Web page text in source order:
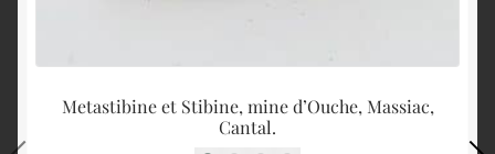
Metastibine et Stibine, mine d’Ouche, Massiac,
Cantal.